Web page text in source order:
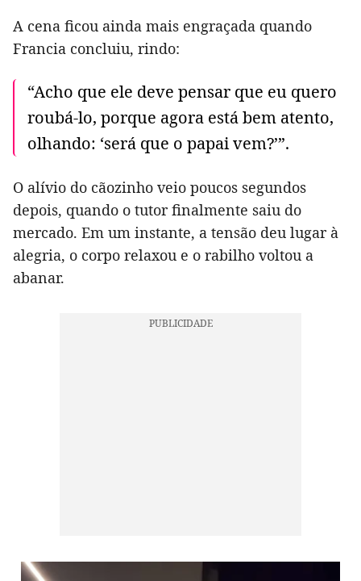
A cena ficou ainda mais engraçada quando
Francia concluiu, rindo:
“Acho que ele deve pensar que eu quero
roubá-lo, porque agora está bem atento,
olhando: ‘será que o papai vem?’”.
O alívio do cãozinho veio poucos segundos
depois, quando o tutor finalmente saiu do
mercado. Em um instante, a tensão deu lugar à
alegria, o corpo relaxou e o rabilho voltou a
abanar.